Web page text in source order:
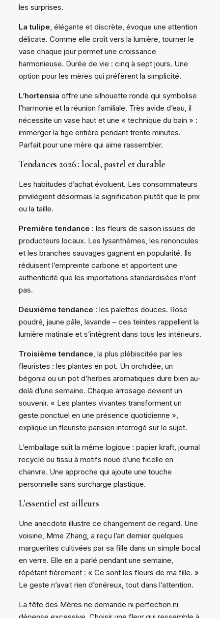
les surprises.
La tulipe, élégante et discrète, évoque une attention
délicate. Comme elle croît vers la lumière, tourner le
vase chaque jour permet une croissance
harmonieuse. Durée de vie : cinq à sept jours. Une
option pour les mères qui préfèrent la simplicité.
L’hortensia offre une silhouette ronde qui symbolise
l’harmonie et la réunion familiale. Très avide d’eau, il
nécessite un vase haut et une « technique du bain » :
immerger la tige entière pendant trente minutes.
Parfait pour une mère qui aime rassembler.
Tendances 2026 : local, pastel et durable
Les habitudes d’achat évoluent. Les consommateurs
privilégient désormais la signification plutôt que le prix
ou la taille.
Première tendance : les fleurs de saison issues de
producteurs locaux. Les lysanthèmes, les renoncules
et les branches sauvages gagnent en popularité. Ils
réduisent l’empreinte carbone et apportent une
authenticité que les importations standardisées n’ont
pas.
Deuxième tendance : les palettes douces. Rose
poudré, jaune pâle, lavande – ces teintes rappellent la
lumière matinale et s’intègrent dans tous les intérieurs.
Troisième tendance , la plus plébiscitée par les
fleuristes : les plantes en pot. Un orchidée, un
bégonia ou un pot d’herbes aromatiques dure bien au-
delà d’une semaine. Chaque arrosage devient un
souvenir. « Les plantes vivantes transforment un
geste ponctuel en une présence quotidienne »,
explique un fleuriste parisien interrogé sur le sujet.
L’emballage suit la même logique : papier kraft, journal
recyclé ou tissu à motifs noué d’une ficelle en
chanvre. Une approche qui ajoute une touche
personnelle sans surcharge plastique.
L’essentiel est ailleurs
Une anecdote illustre ce changement de regard. Une
voisine, Mme Zhang, a reçu l’an dernier quelques
marguerites cultivées par sa fille dans un simple bocal
en verre. Elle en a parlé pendant une semaine,
répétant fièrement : « Ce sont les fleurs de ma fille. »
Le geste n’avait rien d’onéreux, tout dans l’attention.
La fête des Mères ne demande ni perfection ni